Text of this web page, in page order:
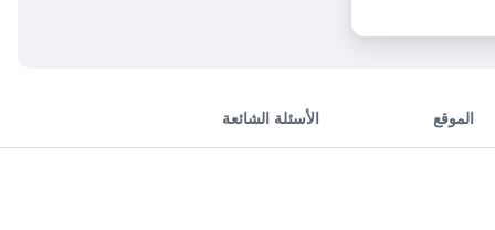
الموقع الأسئلة الشائعة